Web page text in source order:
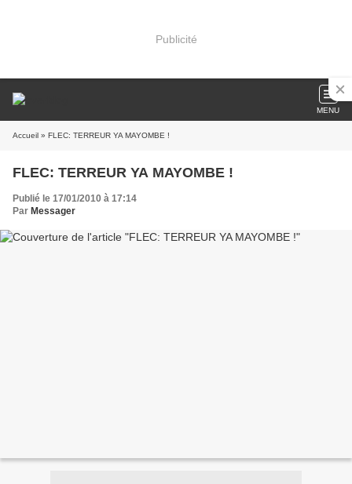
Publicité
MENU
Accueil » FLEC: TERREUR YA MAYOMBE !
FLEC: TERREUR YA MAYOMBE !
Publié le 17/01/2010 à 17:14
Par Messager